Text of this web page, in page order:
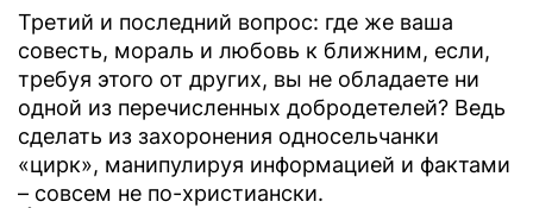
Третий и последний вопрос: где же ваша
совесть, мораль и любовь к ближним, если,
требуя этого от других, вы не обладаете ни
одной из перечисленных добродетелей? Ведь
сделать из захоронения односельчанки
«цирк», манипулируя информацией и фактами
– совсем не по-христиански.